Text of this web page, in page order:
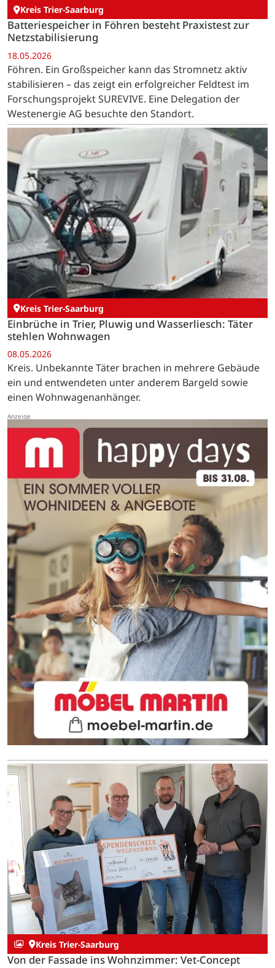
Kreis Trier-Saarburg
Batteriespeicher in Föhren besteht Praxistest zur
Netzstabilisierung
18.05.2026
Föhren. Ein Großspeicher kann das Stromnetz aktiv
stabilisieren – das zeigt ein erfolgreicher Feldtest im
Forschungsprojekt SUREVIVE. Eine Delegation der
Westenergie AG besuchte den Standort.
Kreis Trier-Saarburg
Einbrüche in Trier, Pluwig und Wasserliesch: Täter
stehlen Wohnwagen
08.05.2026
Kreis. Unbekannte Täter brachen in mehrere Gebäude
ein und entwendeten unter anderem Bargeld sowie
einen Wohnwagenanhänger.
Kreis Trier-Saarburg
Von der Fassade ins Wohnzimmer: Vet-Concept